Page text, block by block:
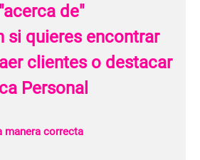
de"
si quieres encontrar
clientes o destacar
Personal
manera correcta